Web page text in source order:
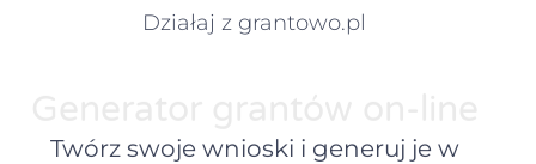
Działaj z grantowo.pl
Twórz swoje wnioski i generuj je w